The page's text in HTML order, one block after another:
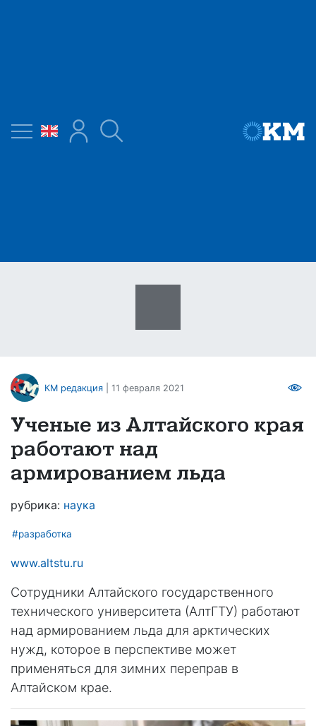
КМ редакция | 11 февраля 2021
Ученые из Алтайского края
работают над
армированием льда
рубрика: наука
#разработка
www.altstu.ru
Сотрудники Алтайского государственного
технического университета (АлтГТУ) работают
над армированием льда для арктических
нужд, которое в перспективе может
применяться для зимних переправ в
Алтайском крае.